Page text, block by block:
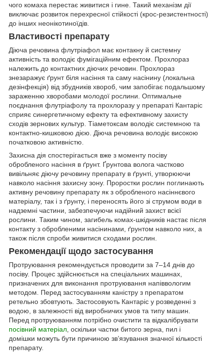
чого комаха перестає живитися і гине. Такий механізм дії
виключає розвиток перехресної стійкості (крос-резистентності)
до інших неонікотиноїдів.
Властивості препарату
Діюча речовина флутріафол має контакну й системну
активність та володіє фумігаційним ефектом. Прохлораз
належить до контактних діючих речовин. Прохлораз
знезаражує ґрунт біля насіння та саму насінину (локальна
дезінфекція) від збудників хвороб, чим запобігає подальшому
зараженню хворобами молодої рослини. Оптимальне
поєднання флутріафолу та прохлоразу у препараті Кантаріс
сприяє синергетичному ефекту та ефективному захисту
сходів зернових культур. Тіаметоксам володіє системною та
контактно-кишковою дією. Діюча речовина володіє високою
початковою активністю.
Захисна дія спостерігається вже з моменту посіву
обробленого насіння в ґрунт. Ґрунтова волога частково
вивільняє діючу речовину препарату в ґрунті, утворюючи
навколо насіння захисну зону. Проростки рослин поглинають
активну речовину препарату як з обробленого насіннєвого
матеріалу, так і з ґрунту, і переносять його зі струмом води в
надземні частини, забезпечуючи надійний захист всієї
рослини. Таким чином, загибель комах-шкідників настає після
контакту з обробленими насінинами, ґрунтом навколо них, а
також після спроби живитися сходами рослин.
Рекомендації щодо застосування
Протруювання рекомендується проводити за 7–14 днів до
посіву. Процес здійснюється на спеціальних машинах,
призначених для виконання протруювання напіввологим
методом. Перед застосуванням каністру з препаратом
ретельно збовтують. Застосовують Кантаріс у розведенні з
водою, в залежності від виробничих умов та типу машин.
Перед протруюванням потрібно очистити та відкалібрувати
посівний матеріал , оскільки частки битого зерна, пил і
домішки можуть бути причиною зв’язування значної кількості
препарату.